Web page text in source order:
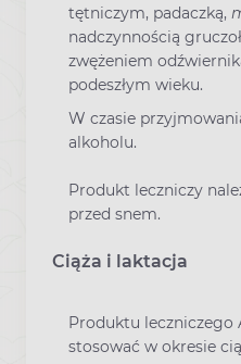
tętniczym, padaczką,
nadczynnością
zwężeniem
podeszłym wieku.
W czasie
alkoholu.
Produkt leczniczy
przed snem.
Ciąża i laktacja
Produktu leczniczego
stosować w okresie